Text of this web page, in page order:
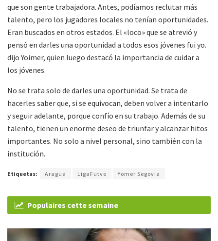
que son gente trabajadora. Antes, podíamos reclutar más
talento, pero los jugadores locales no tenían oportunidades.
Eran buscados en otros estados. El «loco» que se atrevió y
pensó en darles una oportunidad a todos esos jóvenes fui yo.
dijo Yoimer, quien luego destacó la importancia de cuidar a
los jóvenes.
No se trata solo de darles una oportunidad. Se trata de
hacerles saber que, si se equivocan, deben volver a intentarlo
y seguir adelante, porque confío en su trabajo. Además de su
talento, tienen un enorme deseo de triunfar y alcanzar hitos
importantes. No solo a nivel personal, sino también con la
institución.
Etiquetas: Aragua LigaFutve Yomer Segovia
Populaires cette semaine